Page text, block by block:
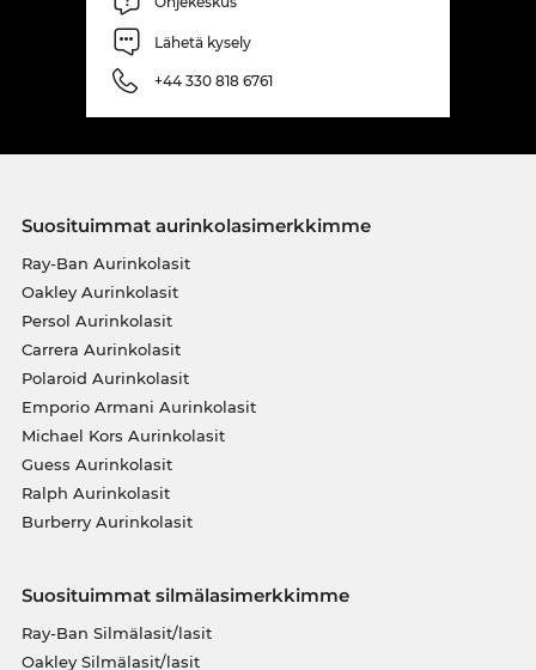
Lähetä kysely
+44 330 818 6761
Suosituimmat aurinkolasimerkkimme
Ray-Ban Aurinkolasit
Oakley Aurinkolasit
Persol Aurinkolasit
Carrera Aurinkolasit
Polaroid Aurinkolasit
Emporio Armani Aurinkolasit
Michael Kors Aurinkolasit
Guess Aurinkolasit
Ralph Aurinkolasit
Burberry Aurinkolasit
Suosituimmat silmälasimerkkimme
Ray-Ban Silmälasit/lasit
Oakley Silmälasit/lasit